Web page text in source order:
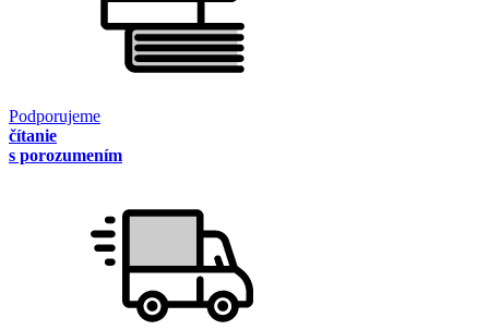
Podporujeme
čítanie
s porozumením